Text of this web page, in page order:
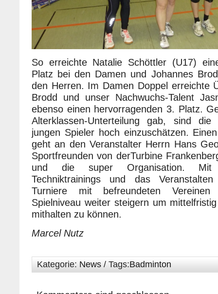
So erreichte Natalie Schöttler (U17)
Platz bei den Damen und Johannes
den Herren. Im Damen Doppel erreichte
Brodd und unser Nachwuchs-Talent
ebenso einen hervorragenden 3. Platz.
Alterklassen-Unterteilung gab, sind die
jungen Spieler hoch einzuschätzen.
geht an den Veranstalter Herrn Hans
Sportfreunden von derTurbine
und die super Organisation. Mit
Techniktrainings und das
Turniere mit befreundeten
Spielniveau weiter steigern um
mithalten zu können.
Marcel Nutz
Kategorie: News / Tags:Badminton